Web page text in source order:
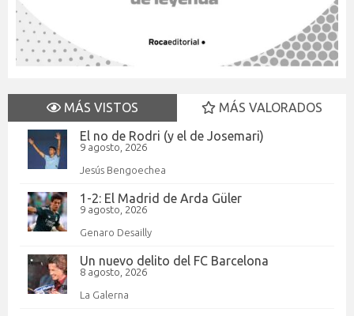
MÁS VISTOS
MÁS VALORADOS
El no de Rodri (y el de Josemari)
9 agosto, 2026
Jesús Bengoechea
1-2: El Madrid de Arda Güler
9 agosto, 2026
Genaro Desailly
Un nuevo delito del FC Barcelona
8 agosto, 2026
La Galerna